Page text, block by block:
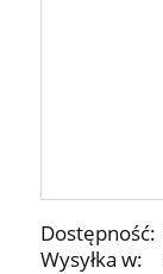
Dostępność:
Wysyłka w: